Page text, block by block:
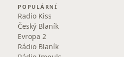
POPULÁRNÍ
Radio Kiss
Český Blaník
Evropa 2
Rádio Blaník